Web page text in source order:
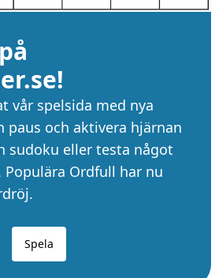
vår spelsida med nya
paus och aktivera hjärnan
sudoku eller testa något
Populära Ordfull har nu
Spela